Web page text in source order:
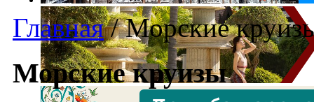
Главная /Морские
Морские круизы